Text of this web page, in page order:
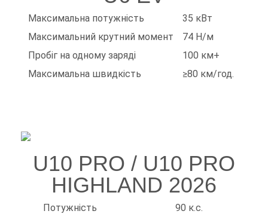
Максимальна потужність
35 кВт
Максимальний крутний момент
74 Н/м
Пробіг на одному заряді
100 км+
Максимальна швидкість
≥80 км/год.
U10 PRO / U10 PRO
HIGHLAND 2026
Потужність
90 к.с.